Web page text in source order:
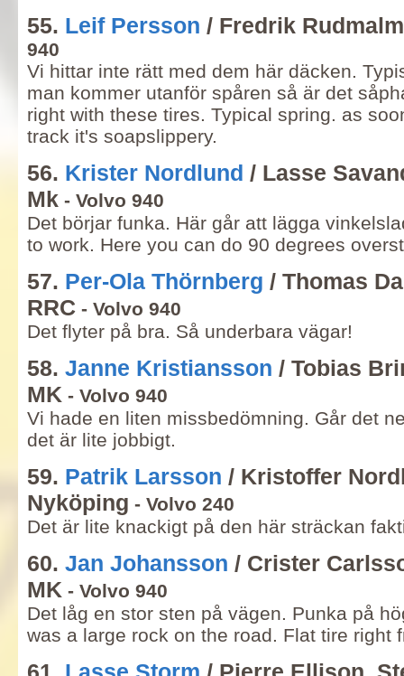
55. Leif Persson / Fredrik
940
Vi hittar inte rätt med dem här däcken.
man kommer utanför spåren så är det
right with these tires. Typical spring. as
track it's soapslippery.
56. Krister Nordlund / Lasse
Mk - Volvo 940
Det börjar funka. Här går att lägga
to work. Here you can do 90 degrees
57. Per-Ola Thörnberg / Thomas
RRC - Volvo 940
Det flyter på bra. Så underbara vägar!
58. Janne Kristiansson / Tobias
MK - Volvo 940
Vi hade en liten missbedömning. Går det
det är lite jobbigt.
59. Patrik Larsson / Kristoffer
Nyköping - Volvo 240
Det är lite knackigt på den här sträckan
60. Jan Johansson / Crister
MK - Volvo 940
Det låg en stor sten på vägen. Punka på
was a large rock on the road. Flat tire right